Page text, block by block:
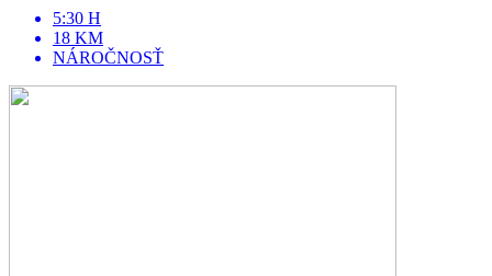
5:30 H
18 KM
NÁROČNOSŤ